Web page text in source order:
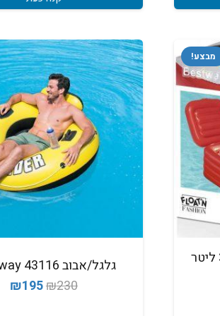
מבצע!
צידנית מתנפחת לבריכה 31 ליטר
‏גלגל/אבוב 43116 Bestway
₪230
המחיר
₪195